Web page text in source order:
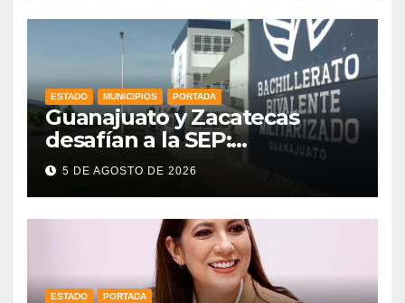
ESTADO MUNICIPIOS PORTADA
Guanajuato y Zacatecas
desafían a la SEP:
mantendrán en operación
sus prepas militarizadas
5 DE AGOSTO DE 2026
ESTADO PORTADA